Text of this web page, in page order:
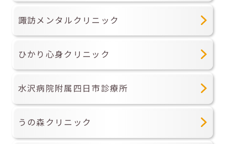
諏訪メンタルクリニック
ひかり心身クリニック
水沢病院附属四日市診療所
うの森クリニック